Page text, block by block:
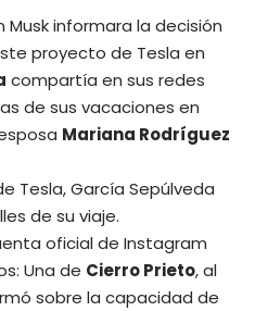
Musk informara la decisión
proyecto de Tesla en
compartía en sus redes
de sus vacaciones en
Mariana Rodríguez
Tesla, García Sepúlveda
de su viaje.
oficial de Instagram
Una de Cierro Prieto, al
sobre la capacidad de